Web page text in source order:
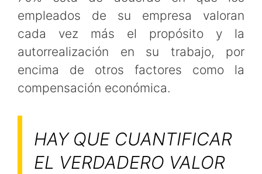
empleados de su empresa valoran
cada vez más el propósito y la
autorrealización en su trabajo, por
encima de otros factores como la
compensación económica.
HAY QUE CUANTIFICAR
EL VERDADERO VALOR